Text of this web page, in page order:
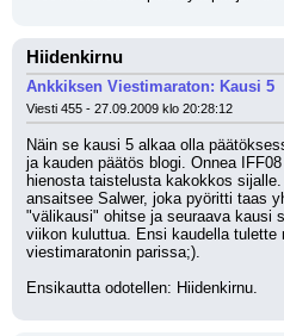
Hiidenkirnu
Ankkiksen Viestimaraton: Kausi 5
Viesti 455 - 27.09.2009 klo 20:28:12
Näin se kausi 5 alkaa olla
ja kauden päätös blogi. Onnea
hienosta taistelusta kakokkos
ansaitsee Salwer, joka pyöritti taas
"välikausi" ohitse ja seuraava kausi
viikon kuluttua. Ensi kaudella tulette
viestimaratonin parissa;).
Ensikautta odotellen: Hiidenkirnu.